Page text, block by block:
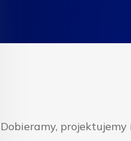
Dobieramy,